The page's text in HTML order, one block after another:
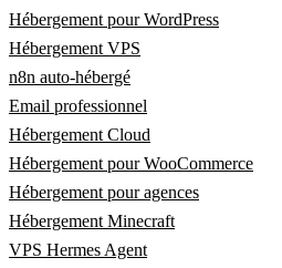
Hébergement pour WordPress
Hébergement VPS
n8n auto-hébergé
Email professionnel
Hébergement Cloud
Hébergement pour WooCommerce
Hébergement pour agences
Hébergement Minecraft
VPS Hermes Agent